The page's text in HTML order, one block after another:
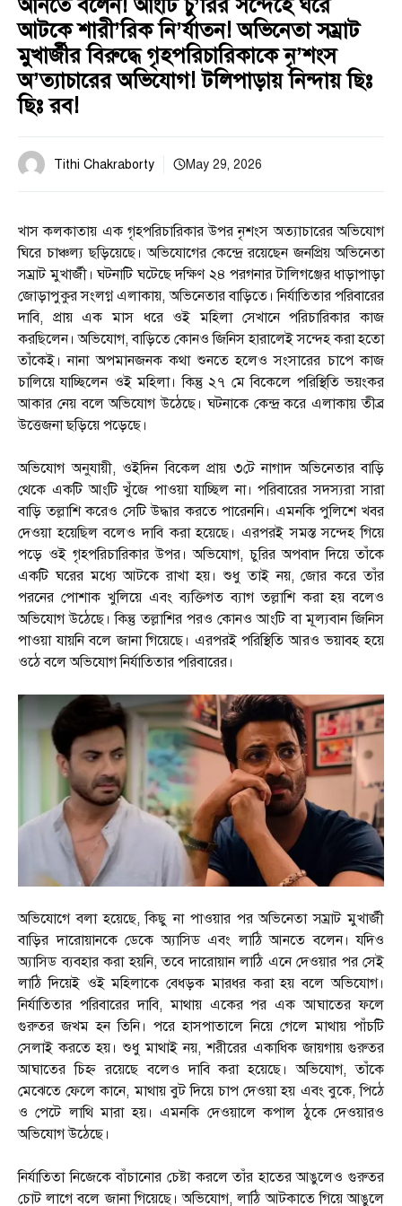
আনতে বলেন! আংটি চু’রির সন্দেহে ঘরে
আটকে শারী’রিক নি’র্যাতন! অভিনেতা সম্রাট
মুখার্জীর বিরুদ্ধে গৃহপরিচারিকাকে নৃ’শংস
অ’ত্যাচারের অভিযোগ! টলিপাড়ায় নিন্দায় ছিঃ
ছিঃ রব!
Tithi Chakraborty May 29, 2026
খাস কলকাতায় এক গৃহপরিচারিকার উপর নৃশংস অত্যাচারের অভিযোগ
ঘিরে চাঞ্চল্য ছড়িয়েছে। অভিযোগের কেন্দ্রে রয়েছেন জনপ্রিয় অভিনেতা
সম্রাট মুখার্জী। ঘটনাটি ঘটেছে দক্ষিণ ২৪ পরগনার টালিগঞ্জের ধাড়াপাড়া
জোড়াপুকুর সংলগ্ন এলাকায়, অভিনেতার বাড়িতে। নির্যাতিতার পরিবারের
দাবি, প্রায় এক মাস ধরে ওই মহিলা সেখানে পরিচারিকার কাজ
করছিলেন। অভিযোগ, বাড়িতে কোনও জিনিস হারালেই সন্দেহ করা হতো
তাঁকেই। নানা অপমানজনক কথা শুনতে হলেও সংসারের চাপে কাজ
চালিয়ে যাচ্ছিলেন ওই মহিলা। কিন্তু ২৭ মে বিকেলে পরিস্থিতি ভয়ংকর
আকার নেয় বলে অভিযোগ উঠেছে। ঘটনাকে কেন্দ্র করে এলাকায় তীব্র
উত্তেজনা ছড়িয়ে পড়েছে।
অভিযোগ অনুযায়ী, ওইদিন বিকেল প্রায় ৩টে নাগাদ অভিনেতার বাড়ি
থেকে একটি আংটি খুঁজে পাওয়া যাচ্ছিল না। পরিবারের সদস্যরা সারা
বাড়ি তল্লাশি করেও সেটি উদ্ধার করতে পারেননি। এমনকি পুলিশে খবর
দেওয়া হয়েছিল বলেও দাবি করা হয়েছে। এরপরই সমস্ত সন্দেহ গিয়ে
পড়ে ওই গৃহপরিচারিকার উপর। অভিযোগ, চুরির অপবাদ দিয়ে তাঁকে
একটি ঘরের মধ্যে আটকে রাখা হয়। শুধু তাই নয়, জোর করে তাঁর
পরনের পোশাক খুলিয়ে এবং ব্যক্তিগত ব্যাগ তল্লাশি করা হয় বলেও
অভিযোগ উঠেছে। কিন্তু তল্লাশির পরও কোনও আংটি বা মূল্যবান জিনিস
পাওয়া যায়নি বলে জানা গিয়েছে। এরপরই পরিস্থিতি আরও ভয়াবহ হয়ে
ওঠে বলে অভিযোগ নির্যাতিতার পরিবারের।
অভিযোগে বলা হয়েছে, কিছু না পাওয়ার পর অভিনেতা সম্রাট মুখার্জী
বাড়ির দারোয়ানকে ডেকে অ্যাসিড এবং লাঠি আনতে বলেন। যদিও
অ্যাসিড ব্যবহার করা হয়নি, তবে দারোয়ান লাঠি এনে দেওয়ার পর সেই
লাঠি দিয়েই ওই মহিলাকে বেধড়ক মারধর করা হয় বলে অভিযোগ।
নির্যাতিতার পরিবারের দাবি, মাথায় একের পর এক আঘাতের ফলে
গুরুতর জখম হন তিনি। পরে হাসপাতালে নিয়ে গেলে মাথায় পাঁচটি
সেলাই করতে হয়। শুধু মাথাই নয়, শরীরের একাধিক জায়গায় গুরুতর
আঘাতের চিহ্ন রয়েছে বলেও দাবি করা হয়েছে। অভিযোগ, তাঁকে
মেঝেতে ফেলে কানে, মাথায় বুট দিয়ে চাপ দেওয়া হয় এবং বুকে, পিঠে
ও পেটে লাথি মারা হয়। এমনকি দেওয়ালে কপাল ঠুকে দেওয়ারও
অভিযোগ উঠেছে।
নির্যাতিতা নিজেকে বাঁচানোর চেষ্টা করলে তাঁর হাতের আঙুলেও গুরুতর
চোট লাগে বলে জানা গিয়েছে। অভিযোগ, লাঠি আটকাতে গিয়ে আঙুলে